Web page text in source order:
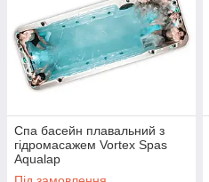
Спа басейн плавальний з
гідромасажем Vortex Spas
Aqualap